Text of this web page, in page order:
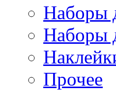
Наборы
Наборы
Прочее